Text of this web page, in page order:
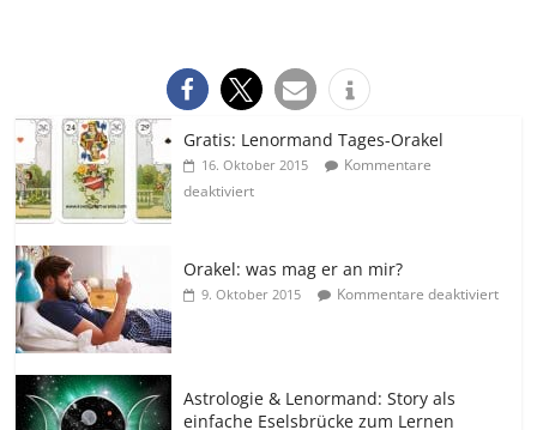
Gratis: Lenormand Tages-Orakel
16. Oktober 2015
Kommentare
deaktiviert
Orakel: was mag er an mir?
9. Oktober 2015 Kommentare deaktiviert
Astrologie & Lenormand: Story als
einfache Eselsbrücke zum Lernen